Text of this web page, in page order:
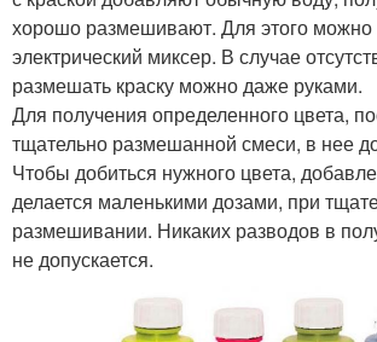
хорошо размешивают. Для этого можно
электрический миксер. В случае
размешать краску можно даже руками.
Для получения определенного цвета,
тщательно размешанной смеси, в нее
Чтобы добиться нужного цвета,
делается маленькими дозами, при
размешивании. Никаких разводов в
не допускается.